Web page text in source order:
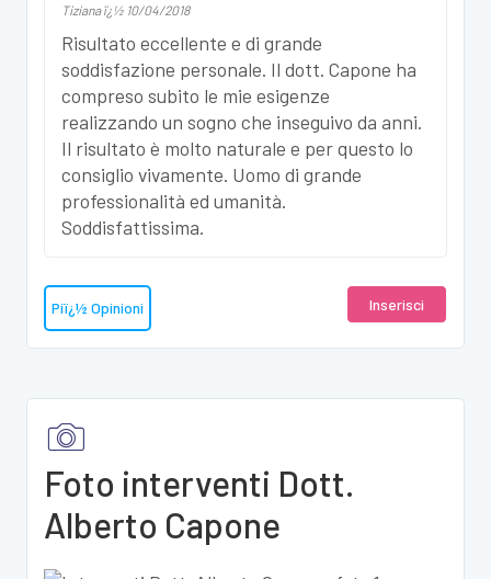
Tizianaï¿½ 10/04/2018
Risultato eccellente e di grande
soddisfazione personale. Il dott. Capone ha
compreso subito le mie esigenze
realizzando un sogno che inseguivo da anni.
Il risultato è molto naturale e per questo lo
consiglio vivamente. Uomo di grande
professionalità ed umanità.
Soddisfattissima.
Piï¿½ Opinioni Inserisci
Foto interventi Dott.
Alberto Capone